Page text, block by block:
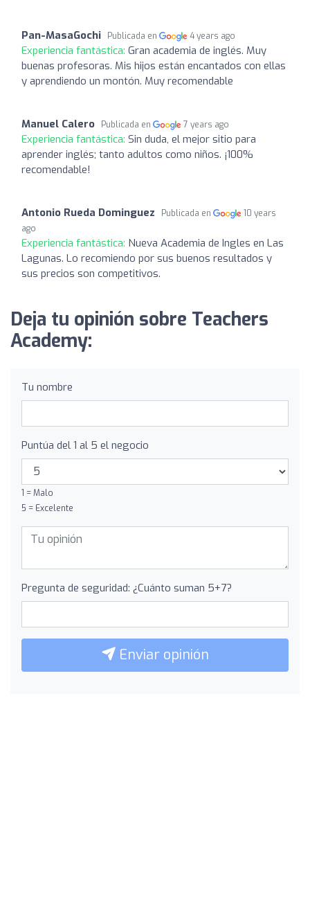
Pan-MasaGochi Publicada en 4 years ago
Experiencia fantástica: Gran academia de inglés. Muy
buenas profesoras. Mis hijos están encantados con ellas
y aprendiendo un montón. Muy recomendable
Manuel Calero Publicada en 7 years ago
Experiencia fantástica: Sin duda, el mejor sitio para
aprender inglés; tanto adultos como niños. ¡100%
recomendable!
Antonio Rueda Dominguez Publicada en
10 years
ago
Experiencia fantástica: Nueva Academia de Ingles en Las
Lagunas. Lo recomiendo por sus buenos resultados y
sus precios son competitivos.
Deja tu opinión sobre Teachers
Academy:
Tu nombre
Puntúa del 1 al 5 el negocio
1 = Malo
5 = Excelente
Pregunta de seguridad: ¿Cuánto suman 5+7?
Enviar opinión